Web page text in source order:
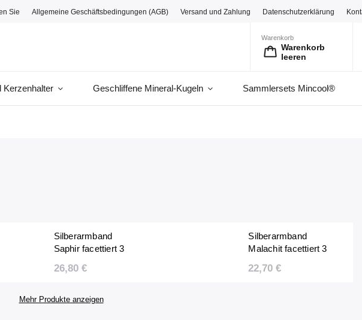
Sie Allgemeine Geschäftsbedingungen (AGB) Versand und Zahlung Datenschutzerklärung
Warenkorb
Warenkorb
leeren
Kerzenhalter Geschliffene Mineral-Kugeln Sammlersets Mincool®
Silberarmband
Saphir facettiert 3
26,80 €
Silberarmband
Malachit facettiert 3
22,70 €
Mehr Produkte anzeigen